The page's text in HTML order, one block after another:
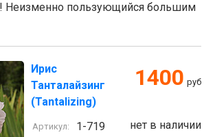
! Неизменно пользующийся большим
Ирис
Танталайзинг
(Tantalizing)
1400 руб
нет в наличии
Артикул: 1-719